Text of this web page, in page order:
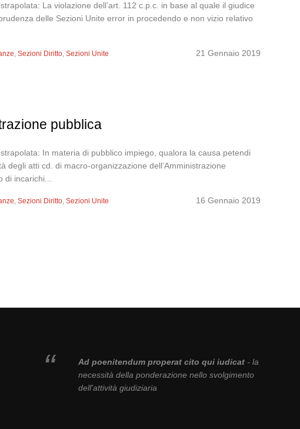
La violazione dell’art. 112 c.p.c. in base al quale il giudice
delle Sezioni Unite error in procedendo e non vizio relativo
21 Gennaio 2019
,Sezioni Diritto,Sezioni Unite
pubblica
In materia di pubblico impiego, qualora la causa petendi
degli atti cd. di macro-organizzazione dell’Amministrazione
incarichi...
16 Gennaio 2019
,Sezioni Diritto,Sezioni Unite
Ad poenitendum properat cito qui iudicat- la
necessità della ponderazione nello svolgimento
dell'attività giudiziaria